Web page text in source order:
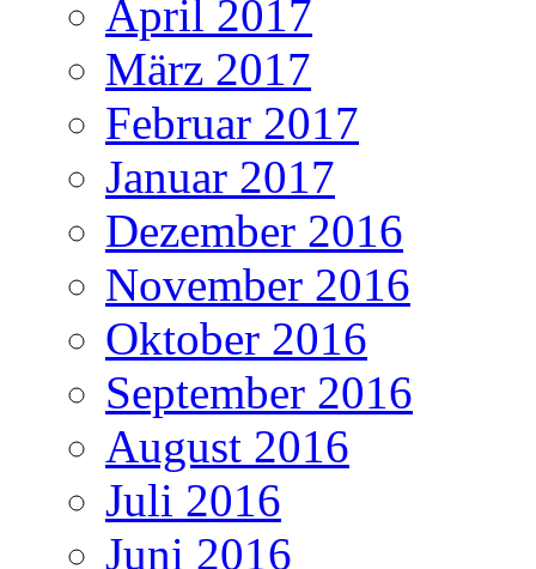
April 2017
März 2017
Februar 2017
Januar 2017
Dezember 2016
November 2016
Oktober 2016
September 2016
August 2016
Juli 2016
Juni 2016